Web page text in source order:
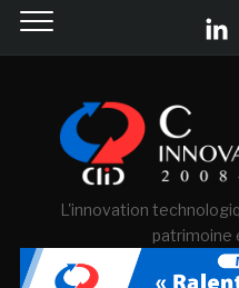
L'innovation
patrimoine